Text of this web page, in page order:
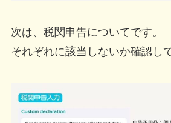
次は、税関申告についてです。
それぞれに該当しないか確認し